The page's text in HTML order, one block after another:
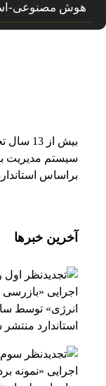
هوش مصنوعی-
بیش از
سیستم مدیریت
براساس استاندارد
آخرین خبرها